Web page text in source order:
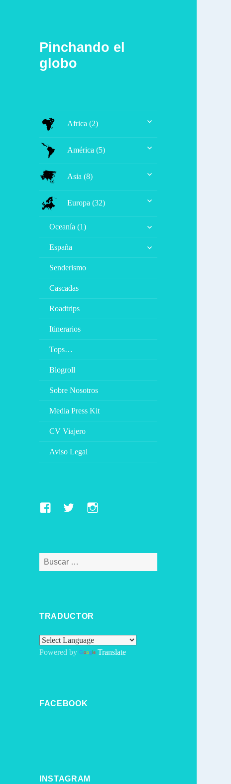
Pinchando el
globo
Africa (2)
América (5)
Asia (8)
Europa (32)
Oceanía (1)
inferior
España
Senderismo
Cascadas
Roadtrips
Itinerarios
Tops…
Blogroll
Sobre Nosotros
Media Press Kit
CV Viajero
Aviso Legal
FacebookTwitterInstagram
Buscar:
TRADUCTOR
Powered by Translate
FACEBOOK
INSTAGRAM